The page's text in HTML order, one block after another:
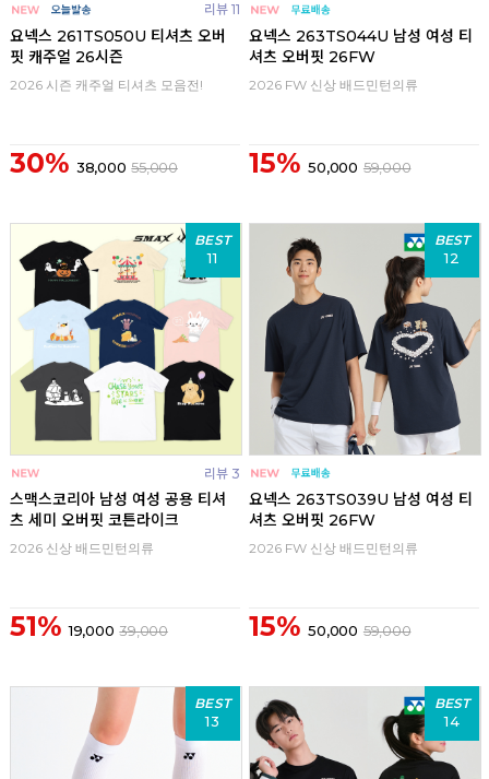
리뷰 11
요넥스 261TS050U 티셔츠 오버
핏 캐주얼 26시즌
2026 시즌 캐주얼 티셔츠 모음전!
30% 38,000 55,000
요넥스 263TS044U 남성 여성 티
셔츠 오버핏 26FW
2026 FW 신상 배드민턴의류
15% 50,000 59,000
BEST
11
리뷰 3
스맥스코리아 남성 여성 공용 티셔
츠 세미 오버핏 코튼라이크
2026 신상 배드민턴의류
51% 19,000 39,000
BEST
12
요넥스 263TS039U 남성 여성 티
셔츠 오버핏 26FW
2026 FW 신상 배드민턴의류
15% 50,000 59,000
BEST
13
BEST
14